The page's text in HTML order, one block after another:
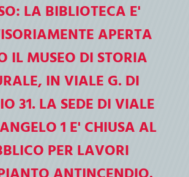
Capitana apre le porte alle
"La Magna Capitana"
LA BIBLIOTECA E'
APERTA
IL MUSEO DI STORIA
IN VIALE G. DI
31. LA SEDE DI VIALE
1 E' CHIUSA AL
PER LAVORI